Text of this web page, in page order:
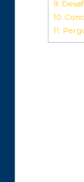
9.
10.
11.